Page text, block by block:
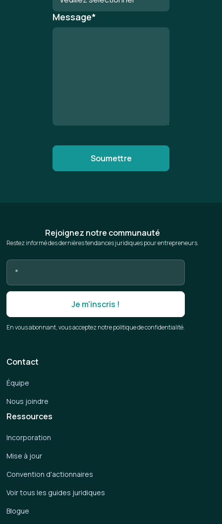
Message*
Rejoignez notre communauté
Restez informé des dernières tendances juridiques pour entrepreneurs.
En vous abonnant, vous acceptez notre politique de confidentialité.
Ressources
Incorporation
Mise à jour
Convention d'actionnaires
Voir tous les guides juridiques
Blogue
Contact
Équipe
Nous joindre